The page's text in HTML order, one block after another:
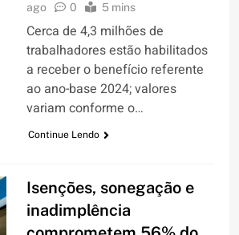
ago
0 5 mins
Cerca de 4,3 milhões de
trabalhadores estão habilitados
a receber o benefício referente
ao ano-base 2024; valores
variam conforme o…
Continue Lendo
Isenções, sonegação e
inadimplência